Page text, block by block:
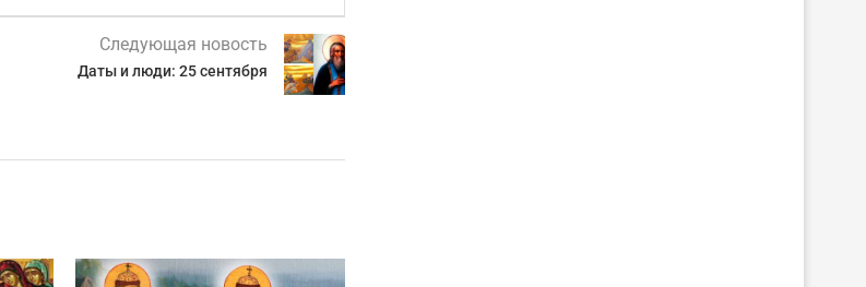
Следующая новость
Даты и люди: 25 сентября